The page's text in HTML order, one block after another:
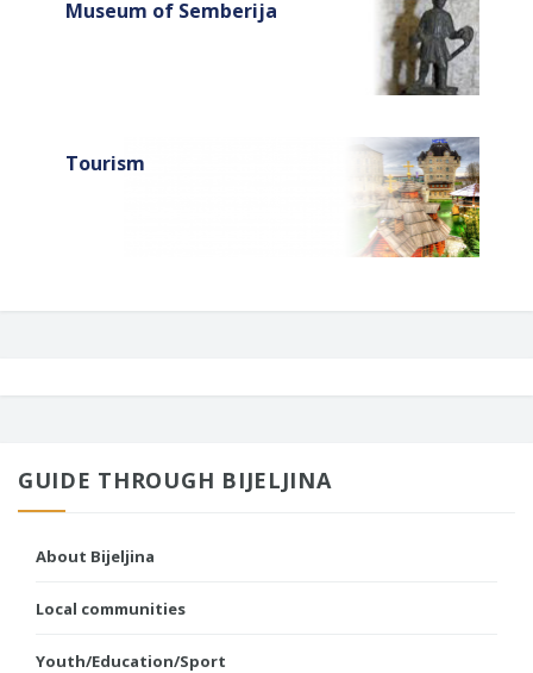
Museum of Semberija
Tourism
GUIDE THROUGH BIJELJINA
About Bijeljina
Local communities
Youth/Education/Sport